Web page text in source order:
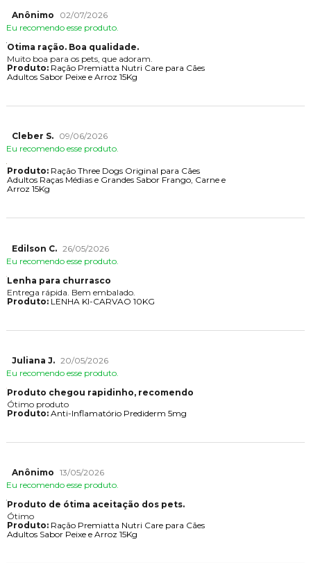
Anônimo
02/07/2026
Eu recomendo esse produto.
Otima ração. Boa qualidade.
Muito boa para os pets, que adoram.
Produto:Ração Premiatta Nutri Care para Cães
Adultos Sabor Peixe e Arroz 15Kg
Cleber S.
09/06/2026
Eu recomendo esse produto.
Produto:Ração Three Dogs Original para Cães
Adultos Raças Médias e Grandes Sabor Frango, Carne e
Arroz 15Kg
Edilson C. 26/05/2026
Eu recomendo esse produto.
Lenha para churrasco
Entrega rápida. Bem embalado.
Produto:LENHA KI-CARVAO 10KG
Juliana J. 20/05/2026
Eu recomendo esse produto.
Produto chegou rapidinho, recomendo
Ótimo produto
Produto:Anti-Inflamatório Prediderm 5mg
Anônimo 13/05/2026
Eu recomendo esse produto.
Produto de ótima aceitação dos pets.
Ótimo
Produto:Ração Premiatta Nutri Care para Cães
Adultos Sabor Peixe e Arroz 15Kg